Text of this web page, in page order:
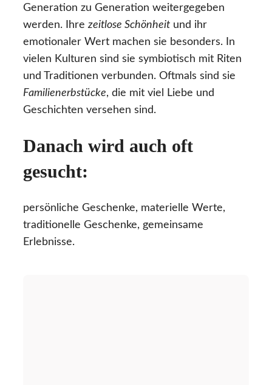
Generation zu Generation weitergegeben
werden. Ihre zeitlose Schönheit und ihr
emotionaler Wert machen sie besonders. In
vielen Kulturen sind sie symbiotisch mit Riten
und Traditionen verbunden. Oftmals sind sie
Familienerbstücke, die mit viel Liebe und
Geschichten versehen sind.
Danach wird auch oft
gesucht:
persönliche Geschenke, materielle Werte,
traditionelle Geschenke, gemeinsame
Erlebnisse.